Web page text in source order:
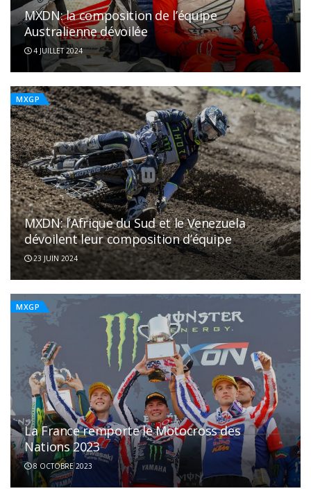
MXDN: la composition de l’équipe
Australienne dévoilée
4 JUILLET 2024
MXGP
MXDN: l’Afrique du Sud et le Venezuela
dévoilent leur composition d’équipe
23 JUIN 2024
MXGP
La France remporte le Motocross des
Nations 2023
8 OCTOBRE 2023